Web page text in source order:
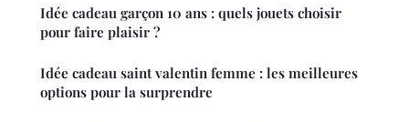
Idée cadeau garçon 10 ans : quels jouets choisir
pour faire plaisir ?
Idée cadeau saint valentin femme : les meilleures
options pour la surprendre